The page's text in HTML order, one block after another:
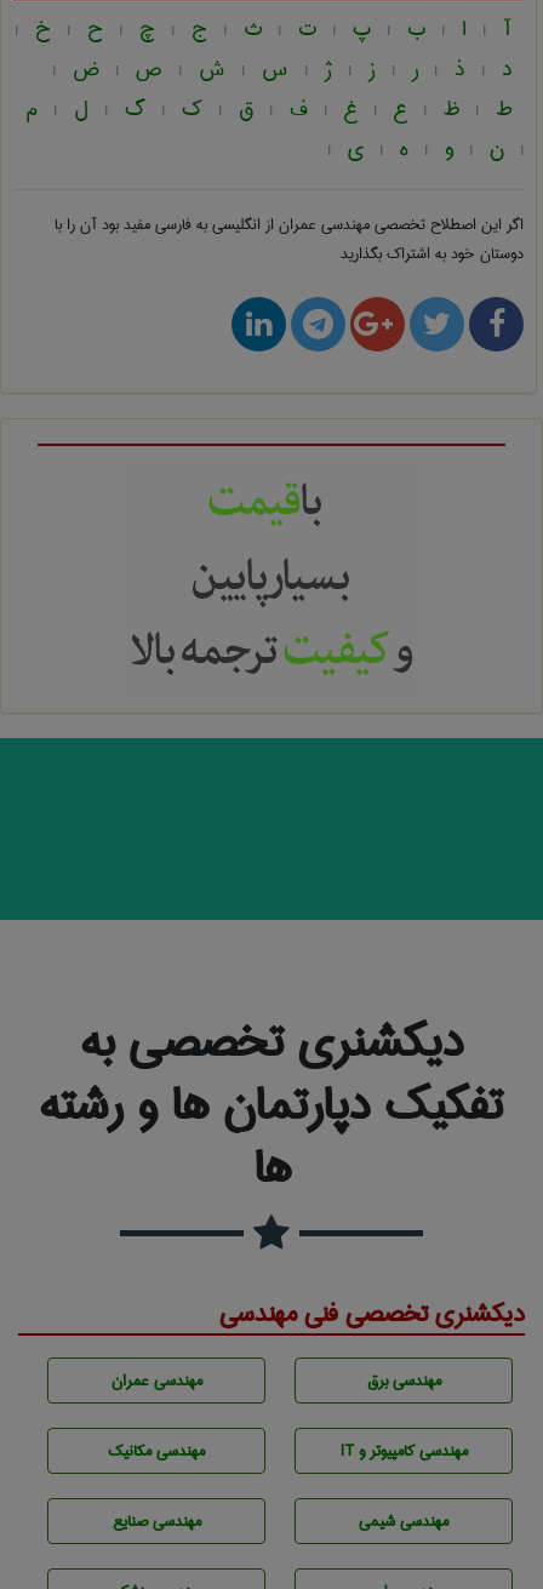
آ | ا | ب | پ | ت | ث | ج | چ | ح | خ |
د | ذ | ر | ز | ژ | س | ش | ص | ض |
ط | ظ | ع | غ | ف | ق | ک | گ | ل | م
| ن | و | ه | ی |
اگر این اصطلاح تخصصیمهندسی عمران از انگلیسی به فارسیمفید بود آن را با
دوستان خود به اشتراک بگذارید
دیکشنری تخصصی به
تفکیک دپارتمان ها و رشته
ها
دیکشنری تخصصی فنی مهندسی
مهندسی برق مهندسی عمران
مهندسی كامپيوتر و IT مهندسی مکانیک
مهندسي شيمی مهندسی صنايع